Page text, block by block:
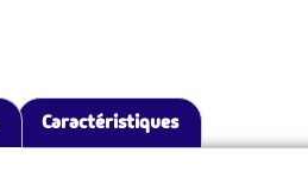
Caractéristiques